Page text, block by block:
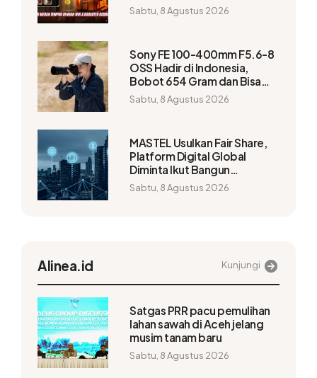
Sabtu, 8 Agustus 2026
Sony FE 100-400mm F5.6-8
OSS Hadir di Indonesia,
Bobot 654 Gram dan Bisa
Capai 1.200mm
Sabtu, 8 Agustus 2026
MASTEL Usulkan Fair Share,
Platform Digital Global
Diminta Ikut Bangun
Infrastruktur
Sabtu, 8 Agustus 2026
Alinea.id Kunjungi
Satgas PRR pacu pemulihan
lahan sawah di Aceh jelang
musim tanam baru
Sabtu, 8 Agustus 2026